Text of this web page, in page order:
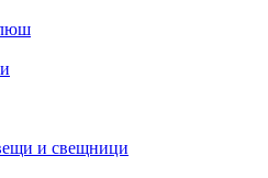
и свещници